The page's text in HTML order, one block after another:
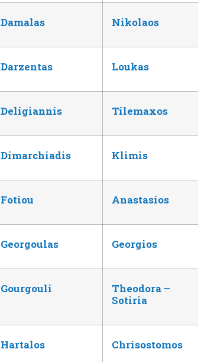
Damalas Nikolaos
Darzentas Loukas
Deligiannis Tilemaxos
Dimarchiadis Klimis
Fotiou Anastasios
Georgoulas Georgios
Gourgouli
Theodora –
Sotiria
Hartalos Chrisostomos